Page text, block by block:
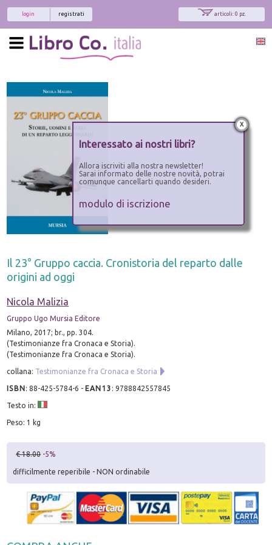
articoli: 0 pz.
registrati
login
Il 23° Gruppo caccia. Cronistoria del reparto dalle
origini ad oggi
Nicola Malizia
Gruppo Ugo Mursia Editore
Milano, 2017; br., pp. 304.
(Testimonianze fra Cronaca e Storia).
(Testimonianze fra Cronaca e Storia).
collana: Testimonianze fra Cronaca e Storia
ISBN:88-425-5784-6 - EAN13 :9788842557845
Testo in:
Peso: 1 kg
€ 18.00 -5%
difficilmente reperibile - NON ordinabile
x
Interessato ai nostri libri?
Allora iscriviti alla nostra newsletter!
Sarai informato delle nostre novità, potrai
comunque cancellarti quando desideri.
modulo di iscrizione